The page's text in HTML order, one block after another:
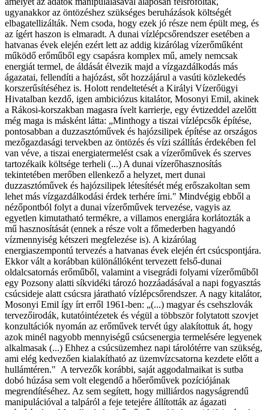
ugyanakkor az öntözéshez szükséges beruházások költségét
elbagatellizálták. Nem csoda, hogy ezek jó része nem épült meg, és
az ígért haszon is elmaradt. A dunai vízlépcsőrendszer esetében a
hatvanas évek elején ezért lett az addig kizárólag vízerőműként
működő erőműből egy csapásra komplex mű, amely nemcsak
energiát termel, de áldását élvezik majd a vízgazdálkodás más
ágazatai, fellendíti a hajózást, sőt hozzájárul a vasúti közlekedés
korszerűsítéséhez is. Holott rendeltetését a Királyi Vízerőügyi
Hivatalban kezdő, igen ambiciózus kitalátor, Mosonyi Emil, akinek
a Rákosi-korszakban magasra ívelt karrierje, egy évtizeddel azelőtt
még maga is másként látta: „Minthogy a tiszai vízlépcsők építése,
pontosabban a duzzasztóművek és hajózsilipek építése az országos
mezőgazdasági tervekben az öntözés és vízi szállítás érdekében fel
van véve, a tiszai energiatermelést csak a vízerőművek és szerves
tartozékaik költsége terheli (...) A dunai vízerőhasznosítás
tekintetében merőben ellenkező a helyzet, mert dunai
duzzasztóművek és hajózsilipek létesítését még erőszakoltan sem
lehet más vízgazdálkodási érdek terhére írni." Mindvégig ebből a
nézőpontból folyt a dunai vízerőművek tervezése, vagyis az
egyetlen kimutatható termékre, a villamos energiára korlátozták a
mű hasznosítását (ennek a része volt a főmederben hagyandó
vízmennyiség kétszeri megfelezése is). A kizárólag
energiaszempontú tervezés a hatvanas évek elején ért csúcspontjára.
Ekkor vált a korábban különállóként tervezett felső-dunai
oldalcsatornás erőműből, valamint a visegrádi folyami vízerőműből
egy Pozsony alatti síkvidéki tározó hozzáadásával a napi fogyasztás
csúcsideje alatt csúcsra járatható vízlépcsőrendszer. A nagy kitalátor,
Mosonyi Emil így írt erről 1961-ben: „(...) magyar és csehszlovák
tervezőirodák, kutatóintézetek és végül a többször folytatott szovjet
konzultációk nyomán az erőművek tervét úgy alakítottuk át, hogy
azok minél nagyobb mennyiségű csúcsenergia termelésére legyenek
alkalmasak (...) Ehhez a csúcsüzemhez napi tárolótérre van szükség,
ami elég kedvezően kialakítható az üzemvízcsatorna kezdete előtt a
hullámtéren." A tervezők korábbi, saját aggodalmaikat is sutba
dobó húzása sem volt elegendő a hőerőművek pozíciójának
megrendítéséhez. Az sem segített, hogy milliárdos nagyságrendű
manipulációval a talpáról a feje tetejére állították az ágazati